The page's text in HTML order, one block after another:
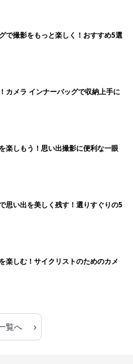
で撮影をもっと楽しく！おすすめ5選
カメラ インナーバッグで収納上手に
楽しもう！思い出撮影に便利な一眼
思い出を美しく残す！選りすぐりの5
楽しむ！サイクリストのためのカメ
覧へ ›